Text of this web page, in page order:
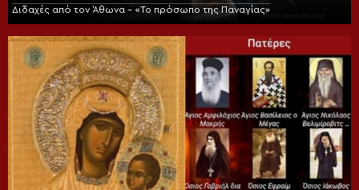
Διδαχές από τον Άθωνα – «Το πρόσωπο της Παναγίας»